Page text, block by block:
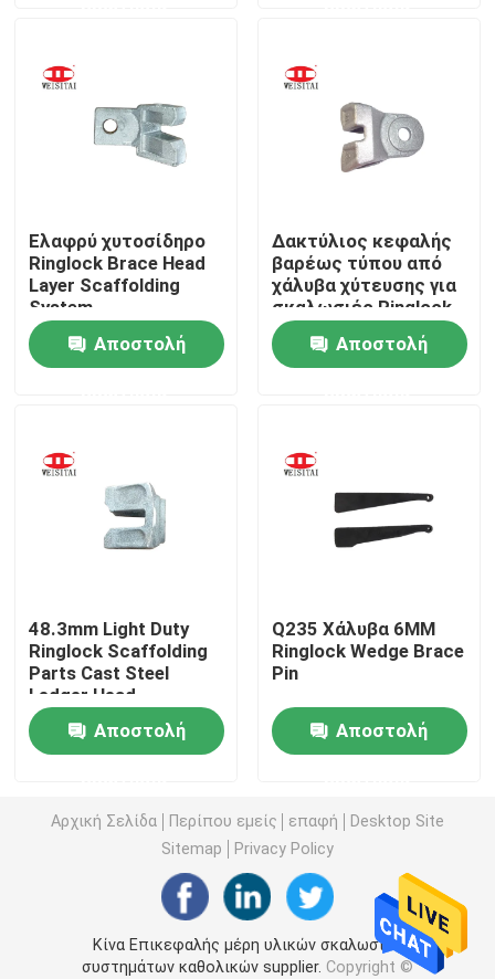
Ποιοτικός έλεγχος
Ειδήσεις
Περιπτώσεις
Μέρη υλικών σκαλωσιάς πλαισίων
Μέρη υλικών σκαλωσιάς κλειδαριών δαχτυλιδιών
Βάση του Jack υλικών σκαλωσιάς
Κεφάλι του U υλικών σκαλωσιάς
Μέρη στηριγμάτων υλικών σκαλωσιάς χάλυβα
Σύστημα ράβδων δεσμών εγκιβωτισμού
Καρύδι ράβδων δεσμών
Ελαφρύ χυτοσίδηρο
Ringlock Brace Head
Layer Scaffolding
System
Αποστολή
Δακτύλιος κεφαλής
βαρέως τύπου από
χάλυβα χύτευσης για
σκαλωσιές Ringlock
Αποστολή
48.3mm Light Duty
Ringlock Scaffolding
Parts Cast Steel
Ledger Head
(Μετάλλευμα από
χάλυβα)Αποστολή
Q235 Χάλυβα 6MM
Ringlock Wedge Brace
Pin
Αποστολή
Αρχική Σελίδα Περίπου εμείς επαφή
Desktop Site
Sitemap
Privacy Policy
Κίνα Επικεφαλής μέρη υλικών σκαλωσιάς
συστημάτων καθολικών supplier. Copyright ©